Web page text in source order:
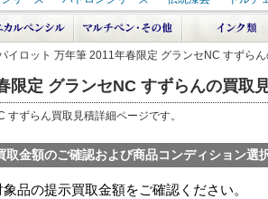
ダイアミン ボトルインク デュポン スペース オデッ
アルマンドシモーニクラブ ペリカン オーシャ
イロット 万年筆 2011年春限定 グランセNC すずら
限定 グランセNC すずらんの買取
ずらん買取見積詳細ページです。
取金額のご確認および商品コンディション選
品の提示買取金額をご確認ください。